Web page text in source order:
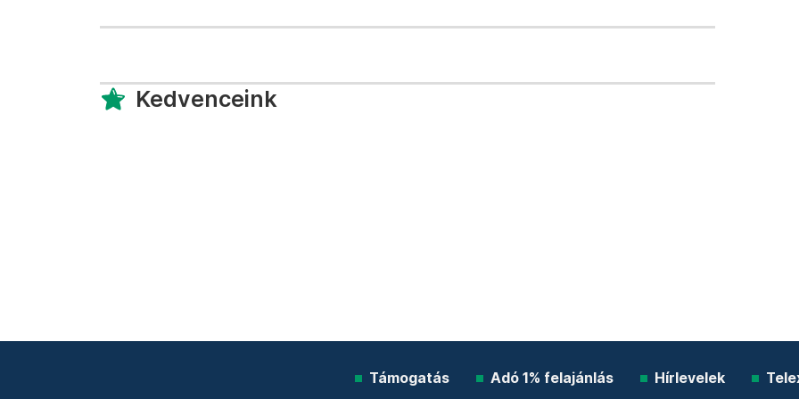
Kedvenceink
Támogatás Adó 1% felajánlás Hírlevelek